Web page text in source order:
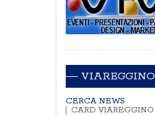
VIAREGGINO
CERCA NEWS
CARD VIAREGGINO